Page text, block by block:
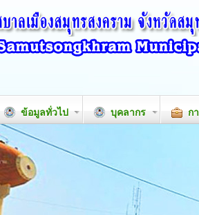
ข้อมูลทั่วไป บุคลากร ก